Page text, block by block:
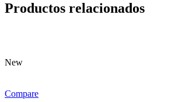
Productos relacionados
New
Compare